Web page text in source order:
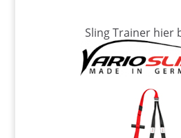
Sling Trainer hier